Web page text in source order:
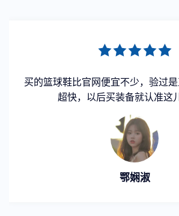
不少，验过是正品，客服回复
装备就认准这儿了～🏀
体